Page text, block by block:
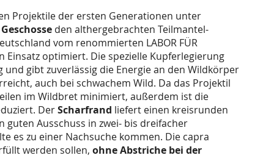
Projektile der ersten Generationen unter
den althergebrachten Teilmantel-
vom renommierten LABOR FÜR
Einsatz optimiert. Die spezielle Kupferlegierung
und gibt zuverlässig die Energie an den Wildkörper
auch bei schwachem Wild. Da das Projektil
im Wildbret minimiert, außerdem ist die
DerScharfrand liefert einen kreisrunden
Ausschuss in zwei- bis dreifacher
es zu einer Nachsuche kommen. Die capra
werden sollen, ohne Abstriche bei der